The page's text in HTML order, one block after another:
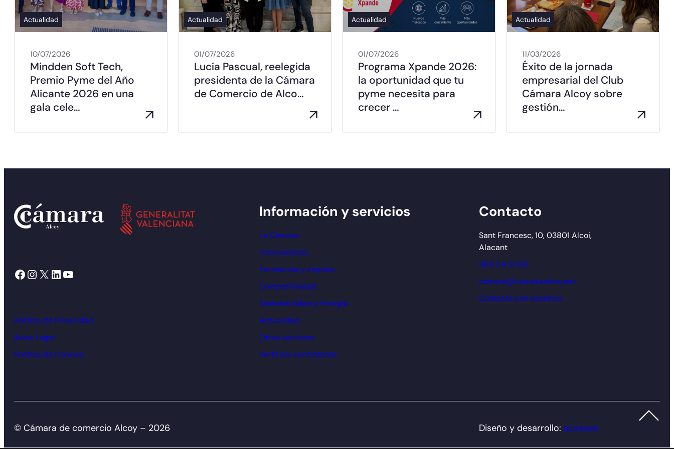
Actualidad
10/07/2026
Mindden Soft Tech,
Premio Pyme del Año
Alicante 2026 en una
gala cele…
Actualidad
01/07/2026
Lucía Pascual, reelegida
presidenta de la Cámara
de Comercio de Alco…
Actualidad
01/07/2026
Programa Xpande 2026:
la oportunidad que tu
pyme necesita para
crecer …
Actualidad
11/03/2026
Éxito de la jornada
empresarial del Club
Cámara Alcoy sobre
gestión…
Facebook Instagram X LinkedIn YouTube
Política de Privacidad
Aviso Legal
Política de Cookies
Información y servicios
La Cámara
Internacional
Formación y empleo
Competitividad
Sostenibilidad y Energía
Actualidad
Otros servicios
Perfil del contratante
Contacto
Sant Francesc, 10, 03801 Alcoi,
Alacant
965 54 91 00
camara@camaraalcoy.net
Contacta con nosotros
© Cámara de comercio Alcoy – 2026 Diseño y desarrollo: acceseo